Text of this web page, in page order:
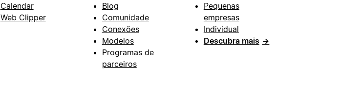
Calendar
Web Clipper
Blog
Comunidade
Conexões
Modelos
Programas de
parceiros
Pequenas
empresas
Individual
Descubra mais →